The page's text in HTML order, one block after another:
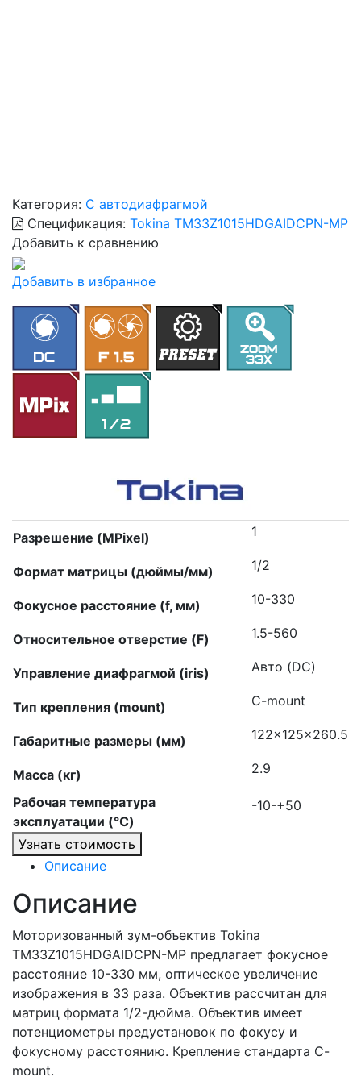
Категория: С автодиафрагмой
Спецификация: Tokina TM33Z1015HDGAIDCPN-MP
Добавить к сравнению
Добавить в избранное
Разрешение (MPixel) 1
Формат матрицы (дюймы/мм) 1/2
Фокусное расстояние (f, мм) 10-330
Относительное отверстие (F) 1.5-560
Управление диафрагмой (iris) Авто (DC)
Тип крепления (mount) C-mount
Габаритные размеры (мм) 122x125x260.5
Масса (кг) 2.9
Рабочая температура
эксплуатации (°C)
-10-+50
Узнать стоимость
Описание
Описание
Моторизованный зум-объектив Tokina
TM33Z1015HDGAIDCPN-MP предлагает фокусное
расстояние 10-330 мм, оптическое увеличение
изображения в 33 раза. Объектив рассчитан для
матриц формата 1/2-дюйма. Объектив имеет
потенциометры предустановок по фокусу и
фокусному расстоянию. Крепление стандарта C-
mount.